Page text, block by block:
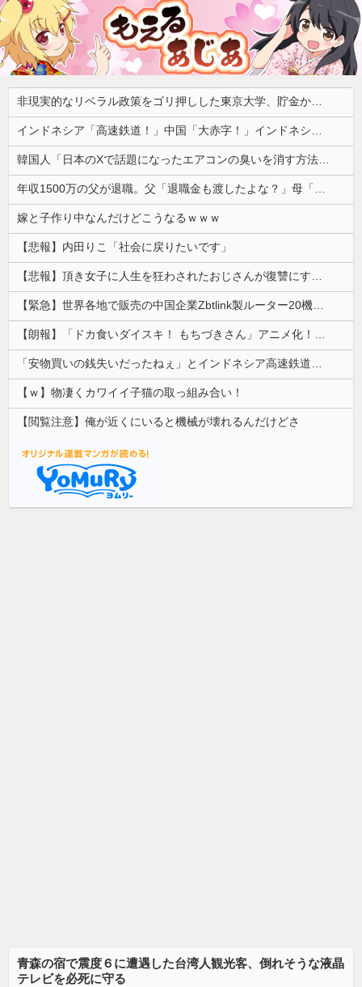
非現実的なリベラル政策をゴリ押しした東京大学、貯金から無駄金を垂れ流しまくった結果……
インドネシア「高速鉄道！」中国「大赤字！」インドネシア「運営会社の株式購入！（負債対策」中国「はい（巨額負債」インドネシア「700km延伸計画！（実質中止」→
韓国人「日本のXで話題になったエアコンの臭いを消す方法をご覧ください」→「これマジ？」
年収1500万の父が退職。父「退職金も渡したよな？」母「貯金なんてないよー」父「全部なくなったの！？」→予想外の返事に家族騒然となり…
嫁と子作り中なんだけどこうなるｗｗｗ
【悲報】内田りこ「社会に戻りたいです」
【悲報】頂き女子に人生を狂わされたおじさんが復讐にすべてを捧げるヱロゲが発売ｗｗｗｗｗ
【緊急】世界各地で販売の中国企業Zbtlink製ルーター20機種にバックドア、外部から完全制御のおそれ
【朗報】「ドカ食いダイスキ！ もちづきさん」アニメ化！これも露悪漫画なの？
「安物買いの銭失いだったねぇ」とインドネシア高速鉄道の最終処分に日本側騒然、国家予算は使わないというと何が財源なんだ？
【ｗ】物凄くカワイイ子猫の取っ組み合い！
【閲覧注意】俺が近くにいると機械が壊れるんだけどさ
青森の宿で震度６に遭遇した台湾人観光客、倒れそうな液晶
テレビを必死に守る